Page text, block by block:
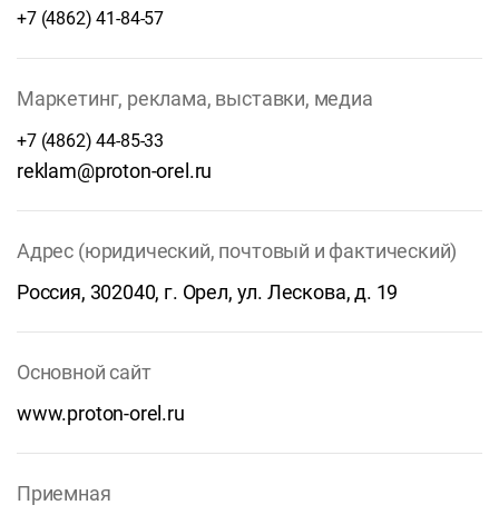
+7 (4862) 41-84-57
Маркетинг, реклама, выставки, медиа
+7 (4862) 44-85-33
reklam@proton-orel.ru
Адрес (юридический, почтовый и фактический)
Россия, 302040, г. Орел, ул. Лескова, д. 19
Основной сайт
www.proton-orel.ru
Приемная